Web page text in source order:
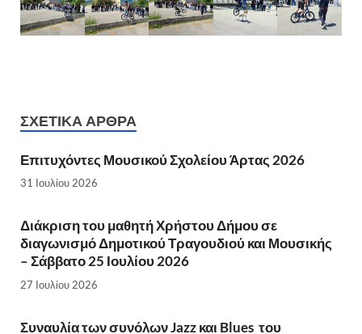
ΣΧΕΤΙΚΆ ΆΡΘΡΑ
Επιτυχόντες Μουσικού Σχολείου Άρτας 2026
31 Ιουλίου 2026
Διάκριση του μαθητή Χρήστου Δήμου σε
διαγωνισμό Δημοτικού Τραγουδιού και Μουσικής
– Σάββατο 25 Ιουλίου 2026
27 Ιουλίου 2026
Συναυλία των συνόλων Jazz και Blues του